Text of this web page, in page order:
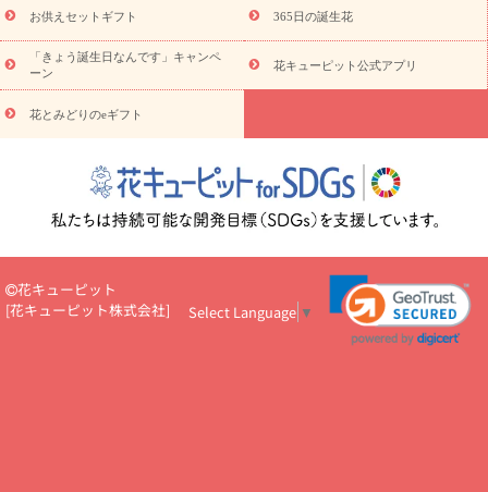
ド
お花の種類 トルコキキョウ
お祝い お祝い・3000円～ お祝い・4000円～
お祝い・
5000円～
お祝い・7000円～ お祝い・ 10000円～
お供え・お
悔やみ
円～
お供え・お悔やみ・
読み物
いのマナー
定年退職祝いのマナー
お祝いを贈るときのマナー・
花キューピットのお祝いコラム一覧
誕生日のお花を「色
彩心理学」で選ぶ方法
結婚祝いの予算相場
出産祝いお役立ち情
ール
新築引っ越し祝いコラム お祝い花のマナー総まとめ
職
場上司や先輩へ贈るお祝い花の正解は？
開店祝いの花 選び方ガイ
お供えセットギフト 365日の誕生花
「きょう誕生日なんです」キャンペ
ーン
花キューピット公式アプリ
花とみどりのeギフト
花キューピット
[花キューピット株式会社] Select Language ▼